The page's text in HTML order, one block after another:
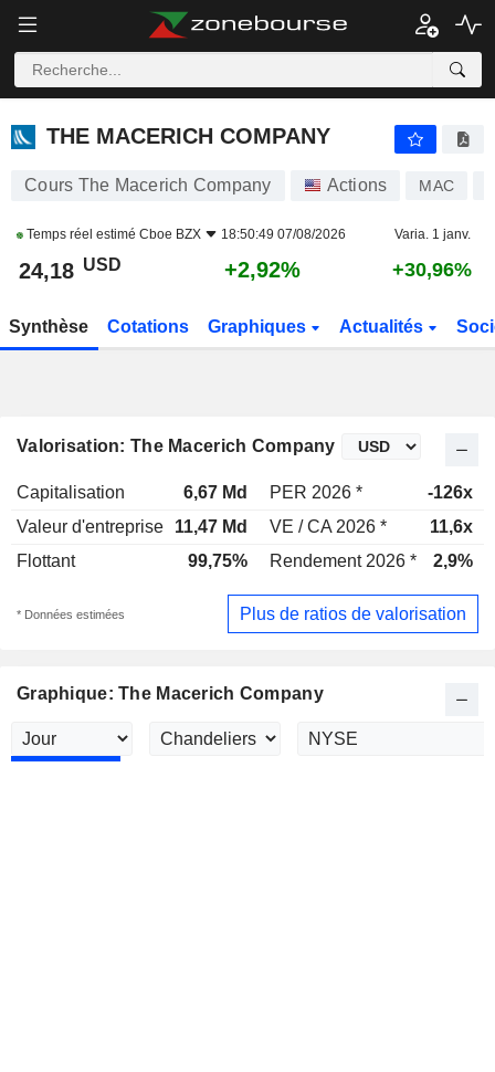
THE MACERICH COMPANY
THE MACERICH COMPANY
Cours The Macerich Company Actions MAC
Temps réel estimé Cboe BZX 18:50:49 07/08/2026 Varia. 1 janv.
24,18 USD +2,92% +30,96%
Synthèse Cotations Graphiques Actualités
Valorisation: The Macerich Company
Capitalisation 6,67 Md PER 2026 *
-126x
Valeur d'entreprise
11,47 Md VE / CA 2026 *
11,6x
Flottant
99,75% Rendement 2026 * 2,9%
* Données estimées Plus de ratios de valorisation
Graphique: The Macerich Company